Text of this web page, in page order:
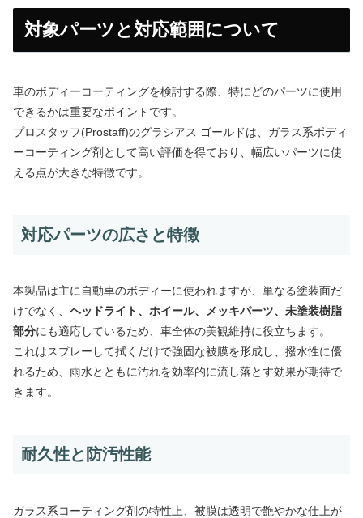
対象パーツと対応範囲について
車のボディーコーティングを検討する際、特にどのパーツに使用
できるかは重要なポイントです。
プロスタッフ(Prostaff)のグラシアス ゴールドは、ガラス系ボディ
ーコーティング剤として高い評価を得ており、幅広いパーツに使
える点が大きな特徴です。
対応パーツの広さと特徴
本製品は主に自動車のボディーに使われますが、単なる塗装面だ
けでなく、 ヘッドライト、ホイール、メッキパーツ、未塗装樹脂
部分にも適応しているため、車全体の美観維持に役立ちます。
これはスプレーして拭くだけで強固な被膜を形成し、撥水性に優
れるため、雨水とともに汚れを効率的に流し落とす効果が期待で
きます。
耐久性と防汚性能
ガラス系コーティング剤の特性上、被膜は透明で艶やかな仕上が